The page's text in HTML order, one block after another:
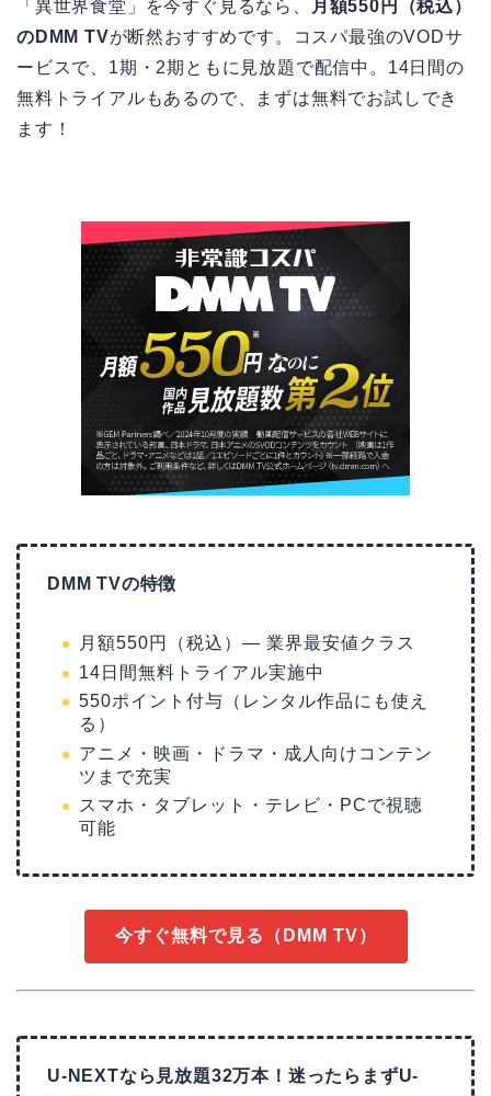
「異世界食堂」を今すぐ見るなら、
月額550円（税込）
のDMM TVが断然おすすめです。コスパ最強のVODサ
ービスで、1期・2期ともに見放題で配信中。14日間の
無料トライアルもあるので、まずは無料でお試しでき
ます！
DMM TVの特徴
月額550円（税込）— 業界最安値クラス
14日間無料トライアル実施中
550ポイント付与（レンタル作品にも使え
る）
アニメ・映画・ドラマ・成人向けコンテン
ツまで充実
スマホ・タブレット・テレビ・PCで視聴
可能
今すぐ無料で見る（DMM TV）
U-NEXTなら見放題32万本！迷ったらまずU-